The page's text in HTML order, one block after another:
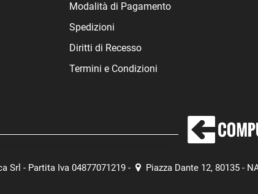
Modalità di Pagamento
Spedizioni
Diritti di Recesso
Termini e Condizioni
Srl - Partita Iva 04877071219 - Piazza Dante 12, 80135 -